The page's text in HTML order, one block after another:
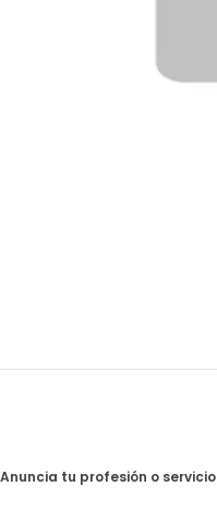
Anuncia tu profesión o servicio